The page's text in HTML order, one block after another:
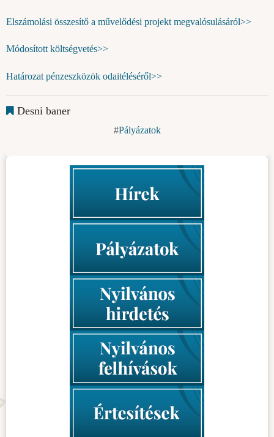
Elszámolási összesítő a művelődési projekt megvalósulásáról>>
Módosított költségvetés>>
Határozat pénzeszközök odaitéléséről>>
Desni baner
Pályázatok